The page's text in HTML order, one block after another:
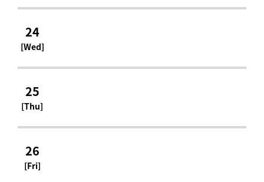
24
[Wed]
25
[Thu]
26
[Fri]